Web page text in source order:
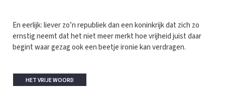
En eerlijk: liever zo’n republiek dan een koninkrijk dat zich zo
ernstig neemt dat het niet meer merkt hoe vrijheid juist daar
begint waar gezag ook een beetje ironie kan verdragen.
HET VRIJE WOORD